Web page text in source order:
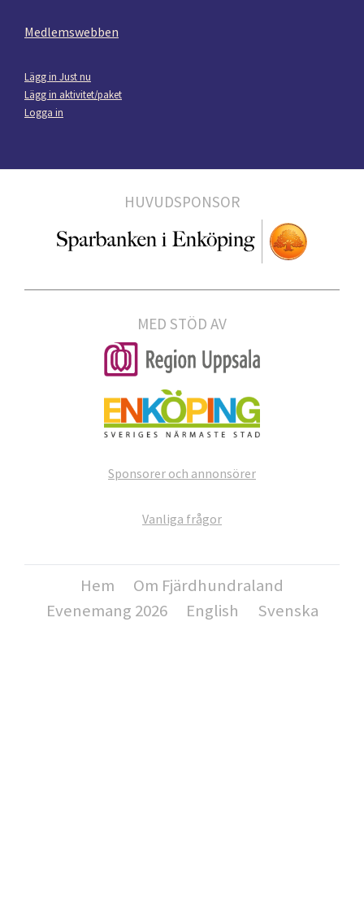
Medlemswebben
Lägg in Just nu
Lägg in aktivitet/paket
Logga in
HUVUDSPONSOR
MED STÖD AV
Sponsorer och annonsörer
Vanliga frågor
Hem
Om Fjärdhundraland
Evenemang 2026
English Svenska